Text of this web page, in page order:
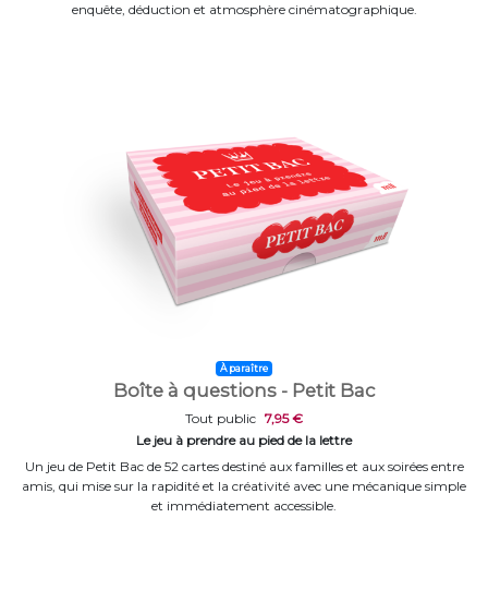
enquête, déduction et atmosphère cinématographique.
À paraître
Boîte à questions - Petit Bac
Tout public 7,95 €
Le jeu à prendre au pied de la lettre
Un jeu de Petit Bac de 52 cartes destiné aux familles et aux soirées entre
amis, qui mise sur la rapidité et la créativité avec une mécanique simple
et immédiatement accessible.